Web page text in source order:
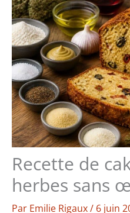
Recette de
herbes sans
Par Emilie Rigaux/ 6 juin